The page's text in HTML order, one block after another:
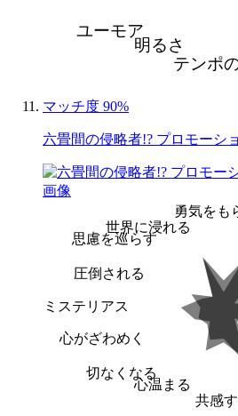
テンポ
明るさ
ユーモア
マッチ度 90%
六畳間の侵略者!? プロモーシ
勇気をも
共感
心温まる
切なくなる
心がざわめく
ミステリアス
圧倒される
思慮を巡らす
世界に浸れる